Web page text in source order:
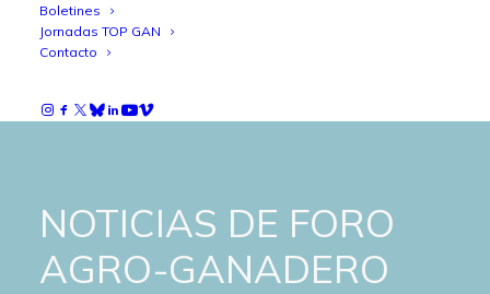
Boletines
Jornadas TOP GAN
Contacto
NOTICIAS DE FORO
AGRO-GANADERO